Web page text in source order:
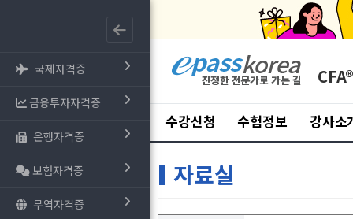
국제자격증
금융투자자격증
은행자격증
보험자격증
무역자격증
CFA®
수강신청 수험정보 강사소
자료실